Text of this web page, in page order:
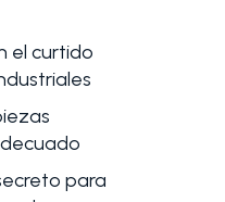
el curtido
para